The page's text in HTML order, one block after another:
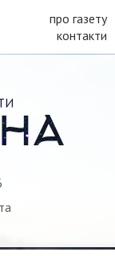
про газету
контакти